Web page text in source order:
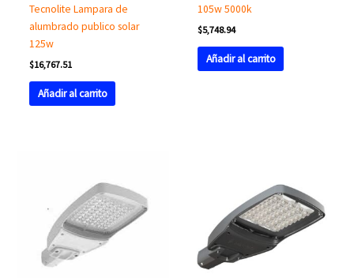
Tecnolite Lampara de
alumbrado publico solar
125w
$16,767.51
Añadir al carrito
105w 5000k
$5,748.94
Añadir al carrito